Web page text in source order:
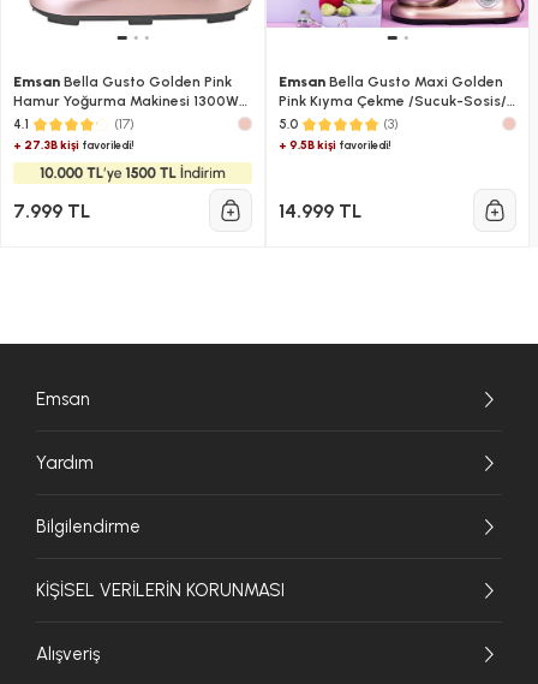
Emsan Bella Gusto Golden Pink
Hamur Yoğurma Makinesi 1300W
5L
4.1 (17)
+ 27.3B kişi favoriledi!
7.999 TL
EmsanBella Gusto Maxi Golden
Pink Kıyma Çekme /Sucuk-Sosis/
İçli Köfte Aparatlı/Smooth
Hazneli Hamur Yoğurma Makinesi
5.0 (3)
+ 9.5B kişifavoriledi!
14.999 TL
Emsan
Yardım
Bilgilendirme
KİŞİSEL VERİLERİN KORUNMASI
Alışveriş